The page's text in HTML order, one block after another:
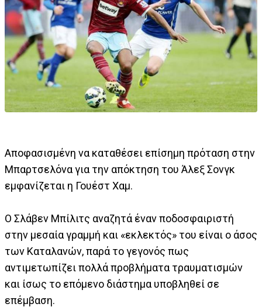
Αποφασισμένη να καταθέσει επίσημη πρόταση στην
Μπαρτσελόνα για την απόκτηση του Άλεξ Σονγκ
εμφανίζεται η Γουέστ Χαμ.
Ο Σλάβεν Μπίλιτς αναζητά έναν ποδοσφαιριστή
στην μεσαία γραμμή και «εκλεκτός» του είναι ο άσος
των Καταλανών, παρά το γεγονός πως
αντιμετωπίζει πολλά προβλήματα τραυματισμών
και ίσως το επόμενο διάστημα υποβληθεί σε
επέμβαση.